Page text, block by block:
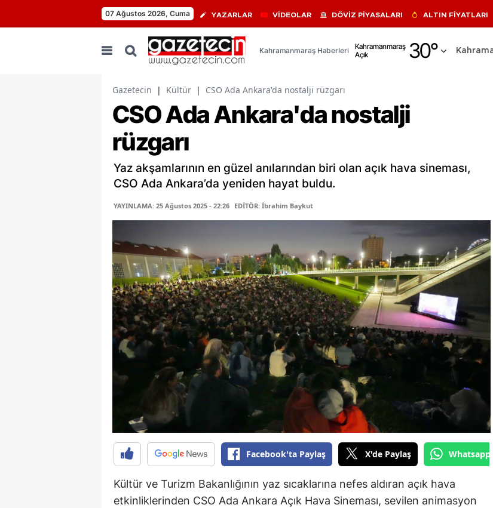
07 Ağustos 2026, Cuma YAZARLAR VİDEOLAR DÖVİZ PİYASALARI ALTIN FİYATLARI
Kahramanmaraş Haberleri
Kahramanmaraş
Açık
30°
Adıyaman
Ağrı
Aydın
Balıkesir
Bilecik
Bingöl
Bitlis
Bolu
Burdur
Bursa
Çanakkale
Çankırı
Denizli
Gazetecin | Kültür | CSO Ada Ankara'da nostalji rüzgarı
CSO Ada Ankara'da nostalji
rüzgarı
Yaz akşamlarının en güzel anılarından biri olan açık hava sineması,
CSO Ada Ankara’da yeniden hayat buldu.
YAYINLAMA: 25 Ağustos 2025 - 22:26 EDİTÖR: İbrahim Baykut
Facebook'ta Paylaş X'de Paylaş
Kültür ve Turizm Bakanlığının yaz sıcaklarına nefes aldıran açık hava
etkinliklerinden CSO Ada Ankara Açık Hava Sineması, sevilen animasyon